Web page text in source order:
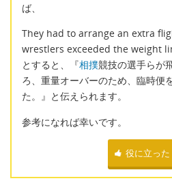
ば、
They had to arrange an extra
wrestlers exceeded the weight
とすると、『相撲競技の選手らが
ろ、重量オーバーのため、臨時便
た。』と伝えられます。
参考になれば幸いです。
役に立った